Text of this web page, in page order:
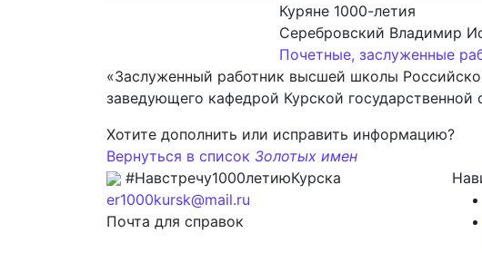
Куряне 1000-летия
Серебровский Владимир
Почетные, заслуженные
«Заслуженный работник высшей школы
заведующего кафедрой Курской
Хотите дополнить или исправить информацию?
Вернуться в список Золотых имен
#Навстречу1000летиюКурска
er1000kursk@mail.ru
Почта для справок